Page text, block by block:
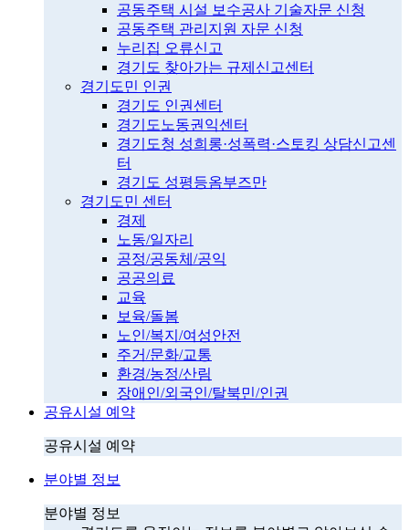
공동주택 시설 보수공사 기술자문 신청
공동주택 관리지원 자문 신청
누리집 오류신고
경기도 찾아가는 규제신고센터
경기도민 인권
경기도 인권센터
경기도노동권익센터
경기도청 성희롱·성폭력·스토킹 상담신고센
터
경기도 성평등옴부즈만
경기도민 센터
경제
노동/일자리
공정/공동체/공익
공공의료
교육
보육/돌봄
노인/복지/여성안전
주거/문화/교통
환경/농정/산림
장애인/외국인/탈북민/인권
공유시설 예약
공유시설 예약
분야별 정보
분야별 정보